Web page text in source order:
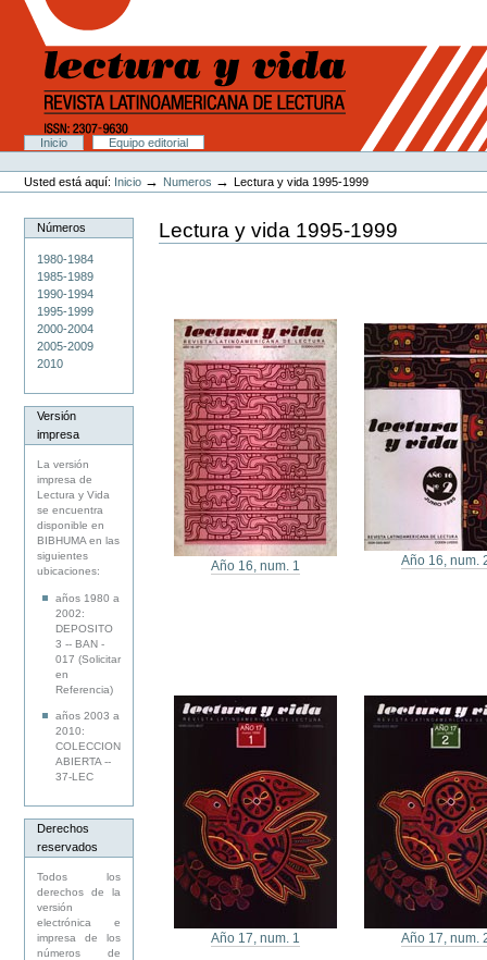
Cambiar
contenido.
navegación
Secciones
Inicio
Equipo editorial
Herramientas
Personales
Usted está aquí: Inicio → Numeros →Lectura y vida 1995-1999
Números
1980-1984
1985-1989
1990-1994
1995-1999
2000-2004
2005-2009
2010
Versión
impresa
La versión
impresa de
Lectura y Vida
se encuentra
disponible en
BIBHUMA en las
siguientes
ubicaciones:
años 1980 a
2002:
DEPOSITO
3 -- BAN -
017 (Solicitar
en
Referencia)
años 2003 a
2010:
COLECCION
ABIERTA --
37-LEC
Derechos
reservados
Todos los
derechos de la
versión
electrónica e
impresa de los
números de
Lectura y vida 1995-1999
Año 16, num. 1 Año 16, num.
Año 17, num. 1 Año 17, num.